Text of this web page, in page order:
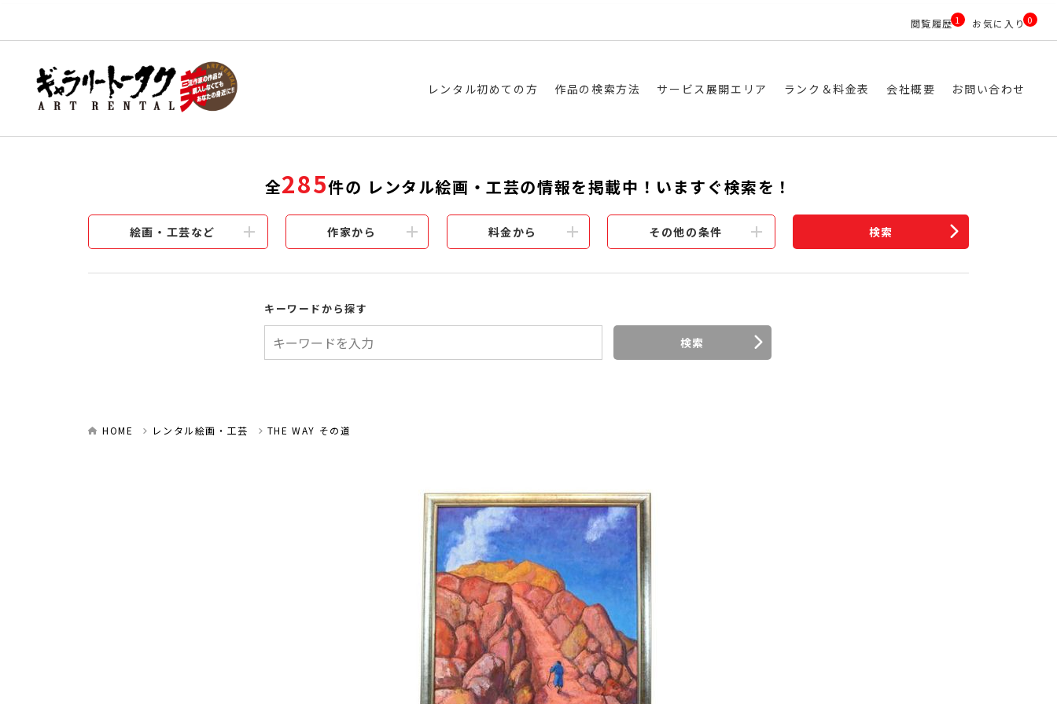
閲覧履歴1 お気に入り0
レンタル初めての方 作品の検索方法 サービス展開エリア ランク＆料金表 会社概要 お問い合わせ
全285件の レンタル絵画・工芸の情報を掲載中！いますぐ検索を！
絵画・工芸など 作家から 料金から その他の条件 検索
キーワードから探す
検索
HOME レンタル絵画・工芸 THE WAY その道